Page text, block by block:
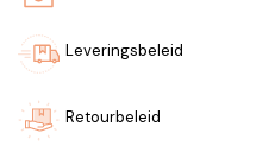
Leveringsbeleid
Retourbeleid